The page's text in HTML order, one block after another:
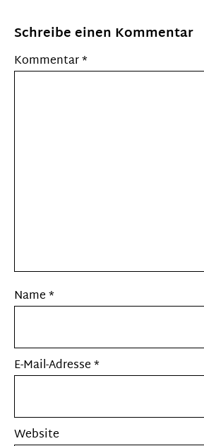
Schreibe einen Kommentar
Kommentar*
Name*
E-Mail-Adresse*
Website